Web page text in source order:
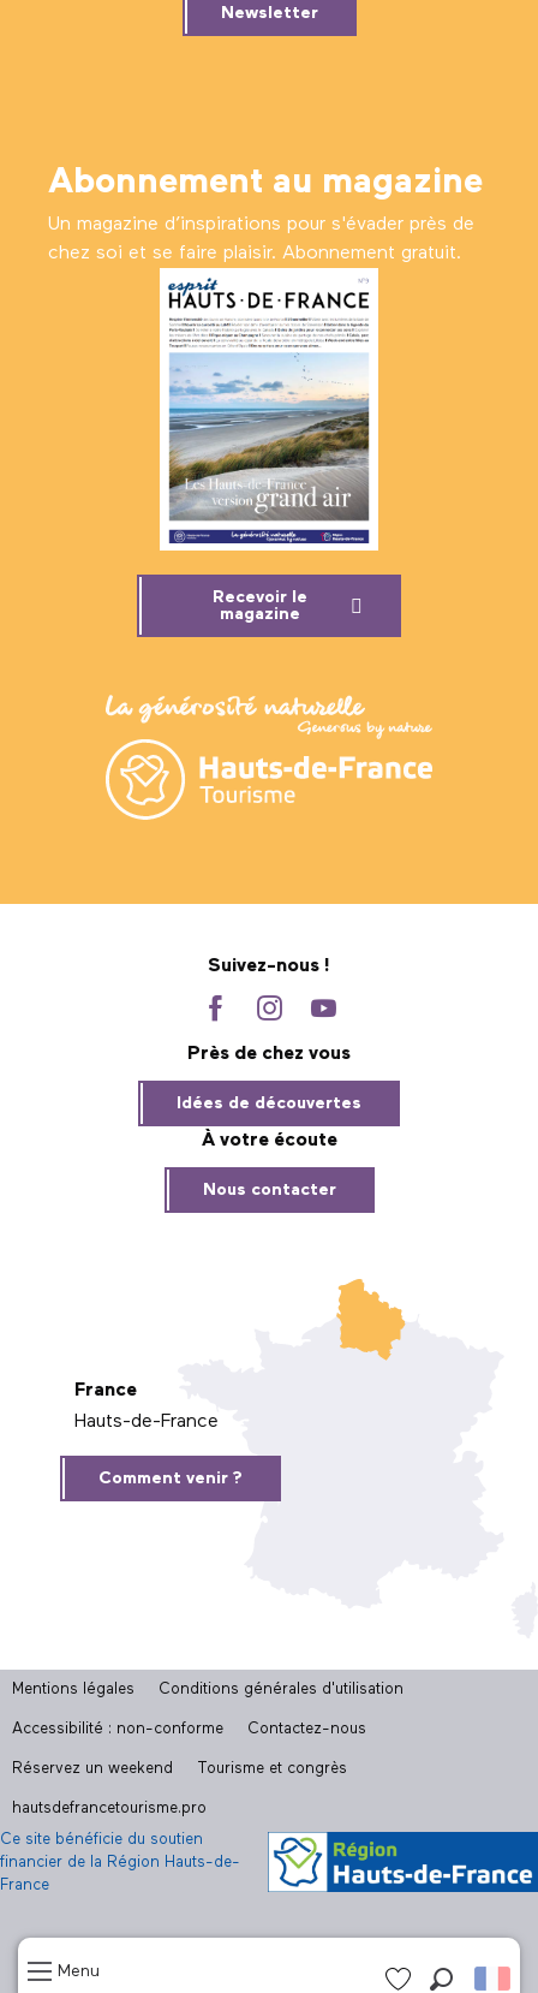
Menu
Newsletter
Abonnement au magazine
Un magazine d’inspirations pour s'évader près de
chez soi et se faire plaisir. Abonnement gratuit.
Recevoir le
magazine
Suivez-nous !
Près de chez vous
Idées de découvertes
À votre écoute
Nous contacter
France
Hauts-de-France
Comment venir ?
Mentions légales Conditions générales d'utilisation
Accessibilité : non-conforme Contactez-nous
Réservez un weekend Tourisme et congrès
hautsdefrancetourisme.pro
Ce site bénéficie du soutien
financier de la Région Hauts-de-
France